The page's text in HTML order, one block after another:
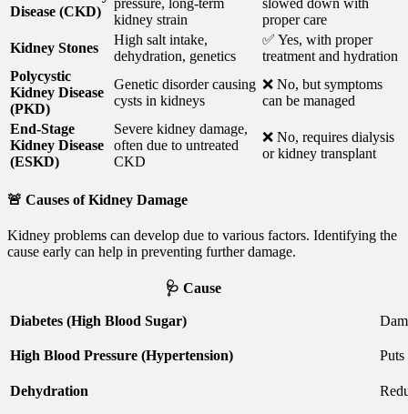
Disease (CKD)
pressure, long-term
kidney strain
slowed down with
proper care
Kidney Stones
High salt intake,
dehydration, genetics
✅ Yes, with proper
treatment and hydration
Polycystic
Kidney Disease
(PKD)
Genetic disorder causing
cysts in kidneys
❌ No, but symptoms
can be managed
End-Stage
Kidney Disease
(ESKD)
Severe kidney damage,
often due to untreated
CKD
❌ No, requires dialysis
or kidney transplant
🚨 Causes of Kidney Damage
Kidney problems can develop due to various factors. Identifying the
cause early can help in preventing further damage.
🩺 Cause
Diabetes (High Blood Sugar)
High Blood Pressure (Hypertension)
Dehydration